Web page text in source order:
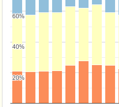
20%
20%
40%
40%
60%
60%